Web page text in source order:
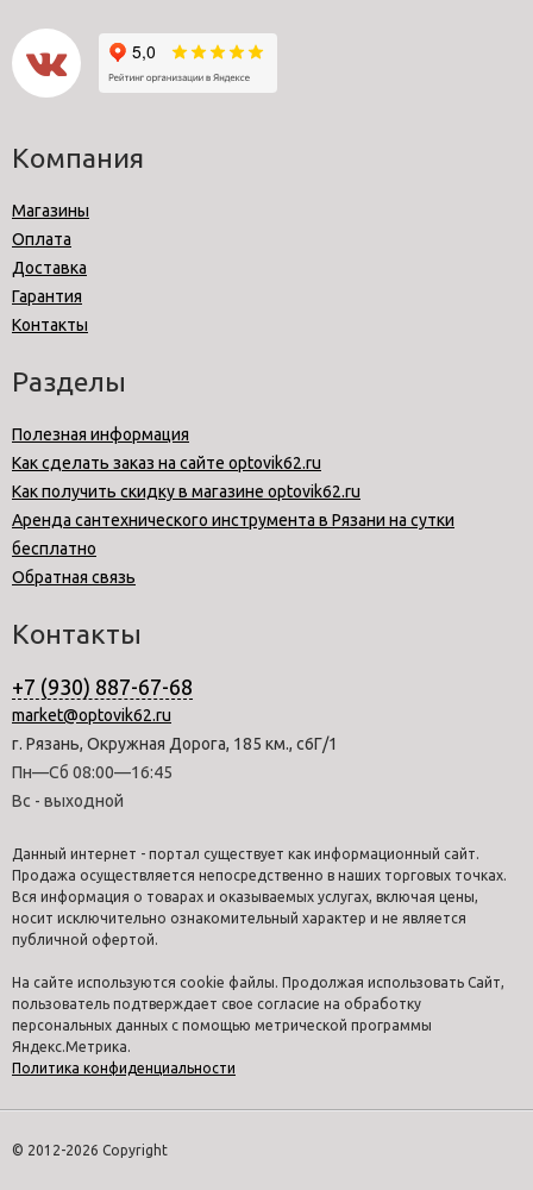
Компания
Магазины
Оплата
Доставка
Гарантия
Контакты
Разделы
Полезная информация
Как сделать заказ на сайте optovik62.ru
Как получить скидку в магазине optovik62.ru
Аренда сантехнического инструмента в Рязани на сутки
бесплатно
Обратная связь
Контакты
+7 (930) 887-67-68
market@optovik62.ru
г. Рязань, Окружная Дорога, 185 км., с6Г/1
Пн—Сб 08:00—16:45
Вс - выходной
Данный интернет - портал существует как информационный сайт.
Продажа осуществляется непосредственно в наших торговых точках.
Вся информация о товарах и оказываемых услугах, включая цены,
носит исключительно ознакомительный характер и не является
публичной офертой.
На сайте используются cookie файлы. Продолжая использовать Сайт,
пользователь подтверждает свое согласие на обработку
персональных данных с помощью метрической программы
Яндекс.Метрика.
Политика конфиденциальности
© 2012-2026 Copyright